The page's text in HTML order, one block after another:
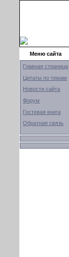
Меню сайта
Главная страница
Цитаты по темам
Новости сайта
Форум
Гостевая книга
Обратная связь